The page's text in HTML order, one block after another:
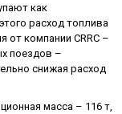
как
расход топлива
от компании CRRC –
поездов –
снижая расход
масса – 116 т,